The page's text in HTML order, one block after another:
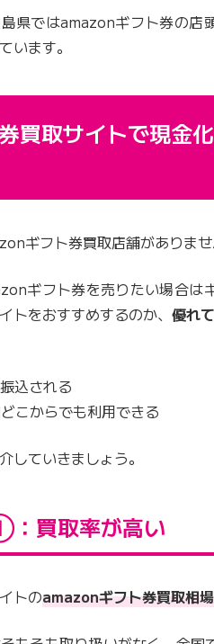
県ではamazonギフト券の店
います。
買取サイトで現金
ギフト券買取店舗がありませ
ギフト券を売りたい場合は
トをおすすめするのか、 優れ
込される
こからでも利用できる
していきましょう。
買取率が高い
トのamazonギフト券買取相